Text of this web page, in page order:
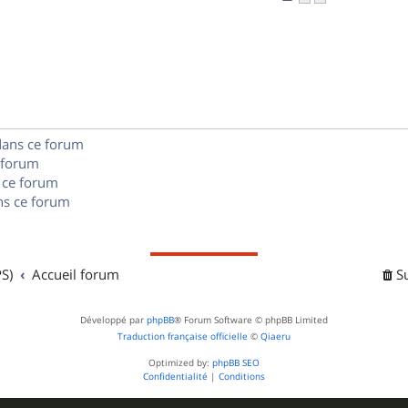
ce forum
forum
ce forum
Accueil forum
Développé par phpBB® Forum Software © phpBB Limited
Traduction française officielle © Qiaeru
Optimized by: phpBB SEO
Confidentialité | Conditions